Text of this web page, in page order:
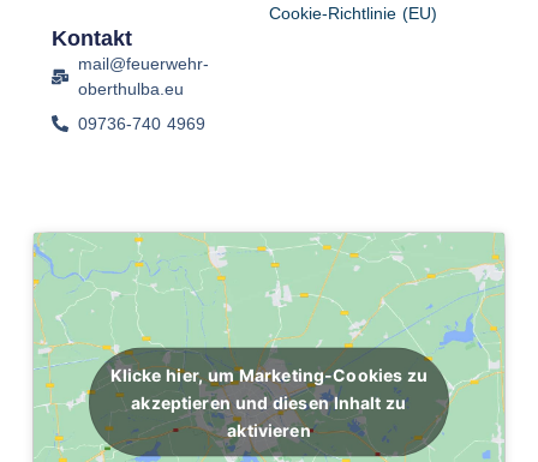
Cookie-Richtlinie (EU)
Kontakt
mail@feuerwehr-
oberthulba.eu
09736-740 4969
Klicke hier, um Marketing-Cookies zu
akzeptieren und diesen Inhalt zu
aktivieren